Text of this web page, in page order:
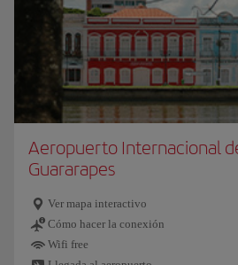
Aeropuerto Internacional
Guararapes
Ver mapa interactivo
Cómo hacer la conexión
Wifi free